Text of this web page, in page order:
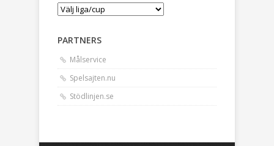
PARTNERS
Målservice
Spelsajten.nu
Stödlinjen.se